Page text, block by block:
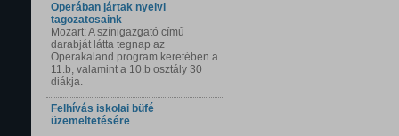
Operában jártak nyelvi
tagozatosaink
Mozart: A színigazgató című
darabját látta tegnap az
Operakaland program keretében a
11.b, valamint a 10.b osztály 30
diákja.
Felhívás iskolai büfé
üzemeltetésére